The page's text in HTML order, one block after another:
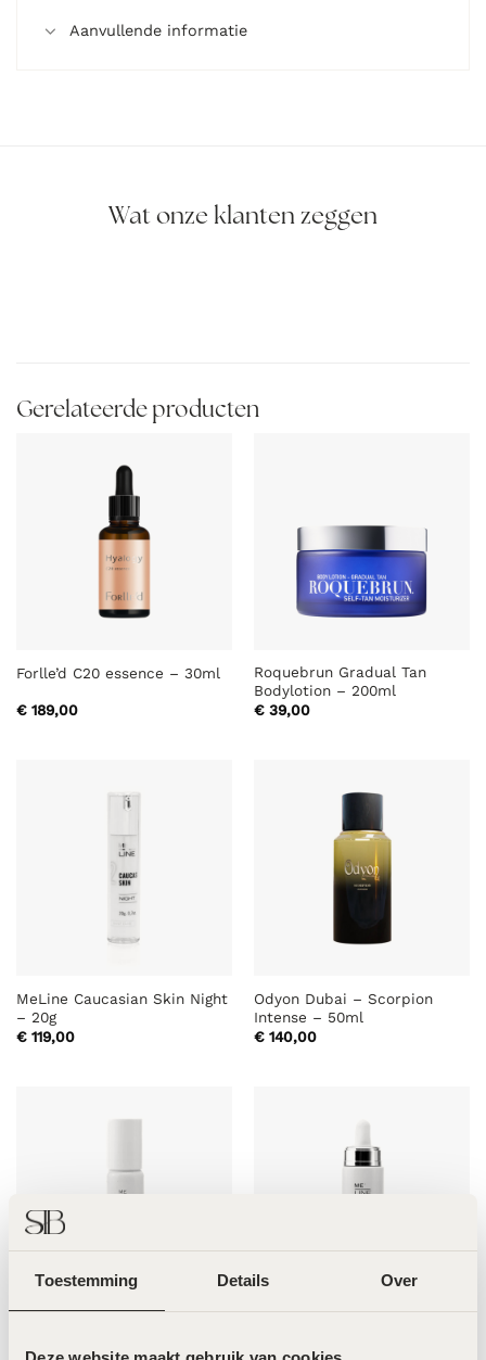
Toestemming Details Over
Aanvullende informatie
Wat onze klanten zeggen
Gerelateerde producten
Forlle’d C20 essence – 30ml
€189,00
Roquebrun Gradual Tan
Bodylotion – 200ml
€39,00
MeLine Caucasian Skin Night
– 20g
€119,00
Odyon Dubai – Scorpion
Intense – 50ml
€140,00